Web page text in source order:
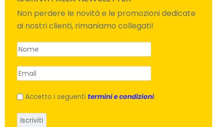
Non perdere le novità e le promozioni dedicate
ai nostri clienti, rimaniamo collegati!
Accetto i seguenti termini e condizioni.